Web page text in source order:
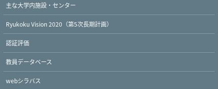
主な大学内施設・センター
Ryukoku Vision 2020（第5次長期計画）
認証評価
教員データベース
webシラバス